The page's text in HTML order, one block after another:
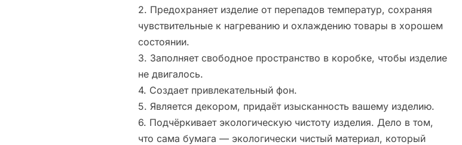
2. Предохраняет изделие от перепадов температур, сохраняя
чувствительные к нагреванию и охлаждению товары в хорошем
состоянии.
3. Заполняет свободное пространство в коробке, чтобы изделие
не двигалось.
4. Создает привлекательный фон.
5. Является декором, придаёт изысканность вашему изделию.
6. Подчёркивает экологическую чистоту изделия. Дело в том,
что сама бумага — экологически чистый материал, который